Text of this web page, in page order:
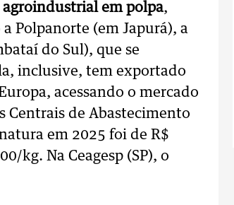
em polpa,
Polpanorte (em Japurá), a
do Sul), que se
inclusive, tem exportado
acessando o mercado
Centrais de Abastecimento
em 2025 foi de R$
kg. Na Ceagesp (SP), o